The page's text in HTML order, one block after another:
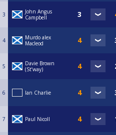
3
John Angus
Campbell
4
Murdo alex
Macleod
5
Davie Brown
(St’way)
6 Ian Charlie
7 Paul Nicoll